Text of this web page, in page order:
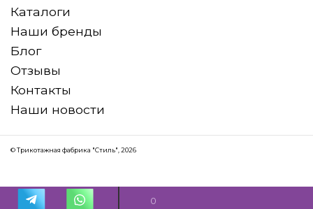
Каталоги
Наши бренды
Блог
Отзывы
Контакты
Наши новости
©Трикотажная фабрика "Стиль" , 2026
0